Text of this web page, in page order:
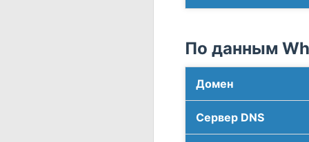
По данным
Домен
Сервер DNS